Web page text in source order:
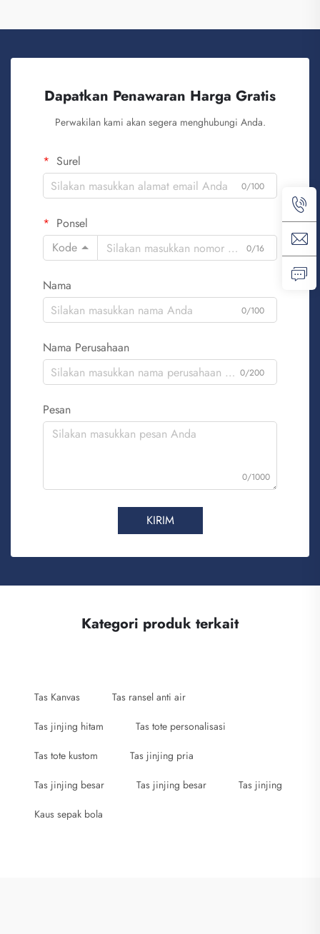
Dapatkan Penawaran Harga Gratis
Perwakilan kami akan segera menghubungi Anda.
Surel
0/100
Ponsel
Kode
0/16
Nama
0/100
Nama Perusahaan
0/200
Pesan
0/1000
KIRIM
Kategori produk terkait
Tas Kanvas Tas ransel anti air
Tas jinjing hitam Tas tote personalisasi
Tas tote kustom Tas jinjing pria
Tas jinjing besar Tas jinjing besar Tas jinjing
Kaus sepak bola